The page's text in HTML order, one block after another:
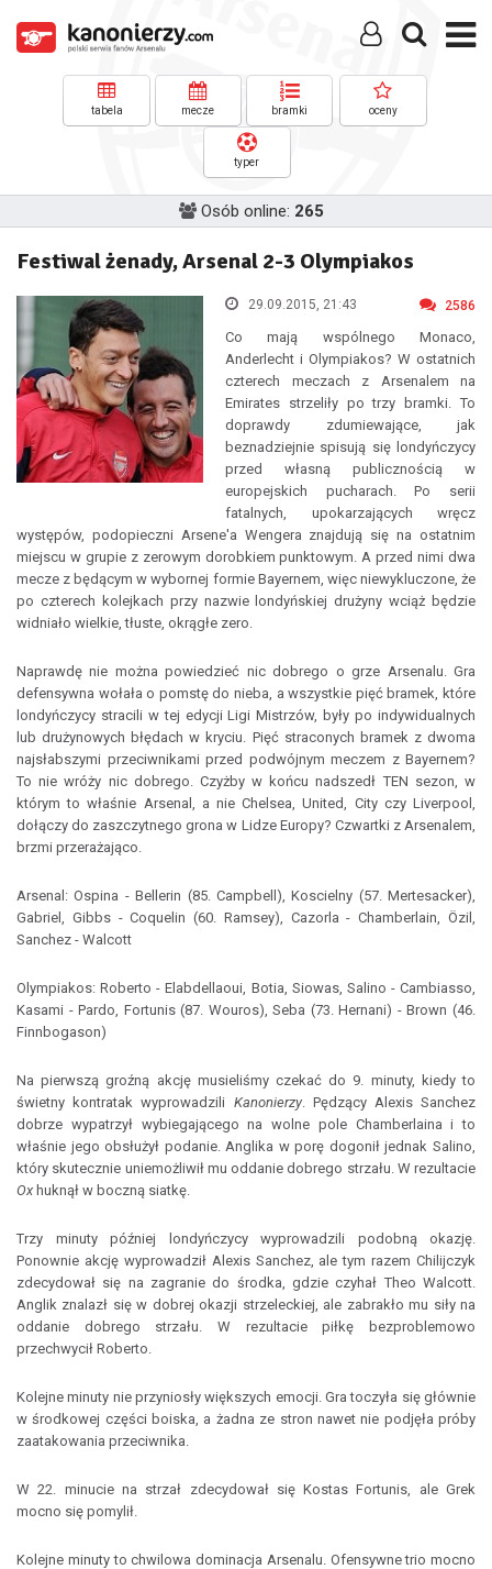
tabela mecze bramki oceny
typer
Osób online: 265
Festiwal żenady, Arsenal 2-3 Olympiakos
29.09.2015, 21:43 2586
Co mają wspólnego Monaco,
Anderlecht i Olympiakos? W ostatnich
czterech meczach z Arsenalem na
Emirates strzeliły po trzy bramki. To
doprawdy zdumiewające, jak
beznadziejnie spisują się londyńczycy
przed własną publicznością w
europejskich pucharach. Po serii
fatalnych, upokarzających wręcz
występów, podopieczni Arsene'a Wengera znajdują się na ostatnim
miejscu w grupie z zerowym dorobkiem punktowym. A przed nimi dwa
mecze z będącym w wybornej formie Bayernem, więc niewykluczone, że
po czterech kolejkach przy nazwie londyńskiej drużyny wciąż będzie
widniało wielkie, tłuste, okrągłe zero.
Naprawdę nie można powiedzieć nic dobrego o grze Arsenalu. Gra
defensywna wołała o pomstę do nieba, a wszystkie pięć bramek, które
londyńczycy stracili w tej edycji Ligi Mistrzów, były po indywidualnych
lub drużynowych błędach w kryciu. Pięć straconych bramek z dwoma
najsłabszymi przeciwnikami przed podwójnym meczem z Bayernem?
To nie wróży nic dobrego. Czyżby w końcu nadszedł TEN sezon, w
którym to właśnie Arsenal, a nie Chelsea, United, City czy Liverpool,
dołączy do zaszczytnego grona w Lidze Europy? Czwartki z Arsenalem,
brzmi przerażająco.
Arsenal: Ospina - Bellerin (85. Campbell), Koscielny (57. Mertesacker),
Gabriel, Gibbs - Coquelin (60. Ramsey), Cazorla - Chamberlain, Özil,
Sanchez - Walcott
Olympiakos: Roberto - Elabdellaoui, Botia, Siowas, Salino - Cambiasso,
Kasami - Pardo, Fortunis (87. Wouros), Seba (73. Hernani) - Brown (46.
Finnbogason)
Na pierwszą groźną akcję musieliśmy czekać do 9. minuty, kiedy to
świetny kontratak wyprowadzili Kanonierzy. Pędzący Alexis Sanchez
dobrze wypatrzył wybiegającego na wolne pole Chamberlaina i to
właśnie jego obsłużył podanie. Anglika w porę dogonił jednak Salino,
który skutecznie uniemożliwił mu oddanie dobrego strzału. W rezultacie
Ox huknął w boczną siatkę.
Trzy minuty później londyńczycy wyprowadzili podobną okazję.
Ponownie akcję wyprowadził Alexis Sanchez, ale tym razem Chilijczyk
zdecydował się na zagranie do środka, gdzie czyhał Theo Walcott.
Anglik znalazł się w dobrej okazji strzeleckiej, ale zabrakło mu siły na
oddanie dobrego strzału. W rezultacie piłkę bezproblemowo
przechwycił Roberto.
Kolejne minuty nie przyniosły większych emocji. Gra toczyła się głównie
w środkowej części boiska, a żadna ze stron nawet nie podjęła próby
zaatakowania przeciwnika.
W 22. minucie na strzał zdecydował się Kostas Fortunis, ale Grek
mocno się pomylił.
Kolejne minuty to chwilowa dominacja Arsenalu. Ofensywne trio mocno